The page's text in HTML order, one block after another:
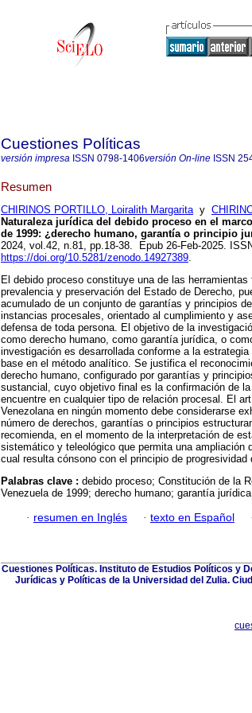
Cuestiones Políticas
versión impresa ISSN 0798-1406versión On-line ISSN
Resumen
CHIRINOS PORTILLO, Loiralith Margaritay
Naturaleza jurídica del debido proceso en el
de 1999: ¿derecho humano, garantía o principio
2024, vol.42, n.81, pp.18-38. Epub 26-Feb-2025.
https://doi.org/10.5281/zenodo.14927389.
El debido proceso constituye una de las
prevalencia y preservación del Estado de Derecho,
acumulado de un conjunto de garantías y principios
instancias procesales, orientado al cumplimiento y
defensa de toda persona. El objetivo de la
como derecho humano, como garantía jurídica, o
investigación es desarrollada conforme a la
base en el método analítico. Se justifica el
derecho humano, configurado por garantías y
sustancial, cuyo objetivo final es la confirmación de
encuentre en cualquier tipo de relación procesal. El
Venezolana en ningún momento debe considerarse
número de derechos, garantías o principios
recomienda, en el momento de la interpretación de
sistemático y teleológico que permita una ampliación
cual resulta cónsono con el principio de progresividad
Palabras clave : debido proceso; Constitución de la
Venezuela de 1999; derecho humano; garantía
· resumen en Inglés · texto en Español ·
Cuestiones Políticas. Instituto de Estudios Políticos y
Jurídicas y Políticas de la Universidad del Zulia.